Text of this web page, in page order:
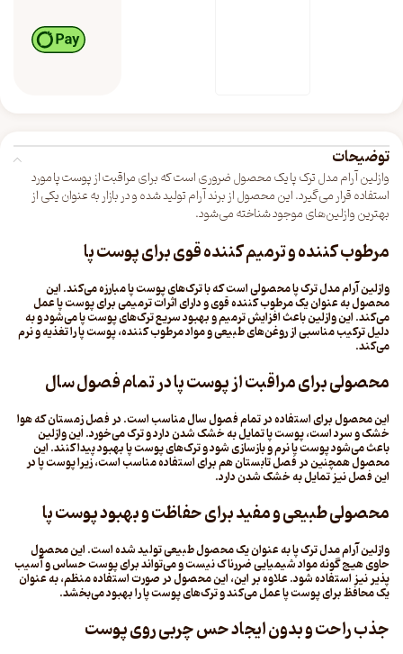
توضیحات
وازلین آرام مدل ترک پا یک محصول ضروری است که برای مراقبت از پوست پا مورد
استفاده قرار می‌گیرد. این محصول از برند آرام تولید شده و در بازار به عنوان یکی از
بهترین وازلین‌های موجود شناخته می‌شود.
مرطوب کننده و ترمیم کننده قوی برای پوست پا
وازلین آرام مدل ترک پا محصولی است که با ترک‌های پوست پا مبارزه می‌کند. این
محصول به عنوان یک مرطوب کننده قوی و دارای اثرات ترمیمی برای پوست پا عمل
می‌کند. این وازلین باعث افزایش ترمیم و بهبود سریع ترک‌های پوست پا می‌شود و به
دلیل ترکیب مناسبی از روغن‌های طبیعی و مواد مرطوب کننده، پوست پا را تغذیه و نرم
می‌کند.
محصولی برای مراقبت از پوست پا در تمام فصول سال
این محصول برای استفاده در تمام فصول سال مناسب است. در فصل زمستان که هوا
خشک و سرد است، پوست پا تمایل به خشک شدن دارد و ترک می‌خورد. این وازلین
باعث می‌شود پوست پا نرم و بازسازی شود و ترک‌های پوست پا بهبود پیدا کنند. این
محصول همچنین در فصل تابستان هم برای استفاده مناسب است، زیرا پوست پا در
این فصل نیز تمایل به خشک شدن دارد.
محصولی طبیعی و مفید برای حفاظت و بهبود پوست پا
وازلین آرام مدل ترک پا به عنوان یک محصول طبیعی تولید شده است. این محصول
حاوی هیچ گونه مواد شیمیایی ضررناک نیست و می‌تواند برای پوست حساس و آسیب
پذیر نیز استفاده شود. علاوه بر این، این محصول در صورت استفاده منظم، به عنوان
یک محافظ برای پوست پا عمل می‌کند و ترک‌های پوست پا را بهبود می‌بخشد.
جذب راحت و بدون ایجاد حس چربی روی پوست